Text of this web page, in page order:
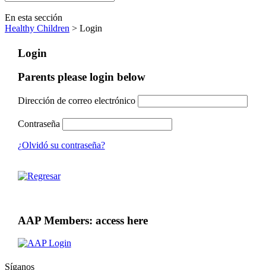
En esta sección
Healthy Children > Login
Login
Parents please login below
Dirección de correo electrónico
Contraseña
¿Olvidó su contraseña?
AAP Members: access here
Síganos